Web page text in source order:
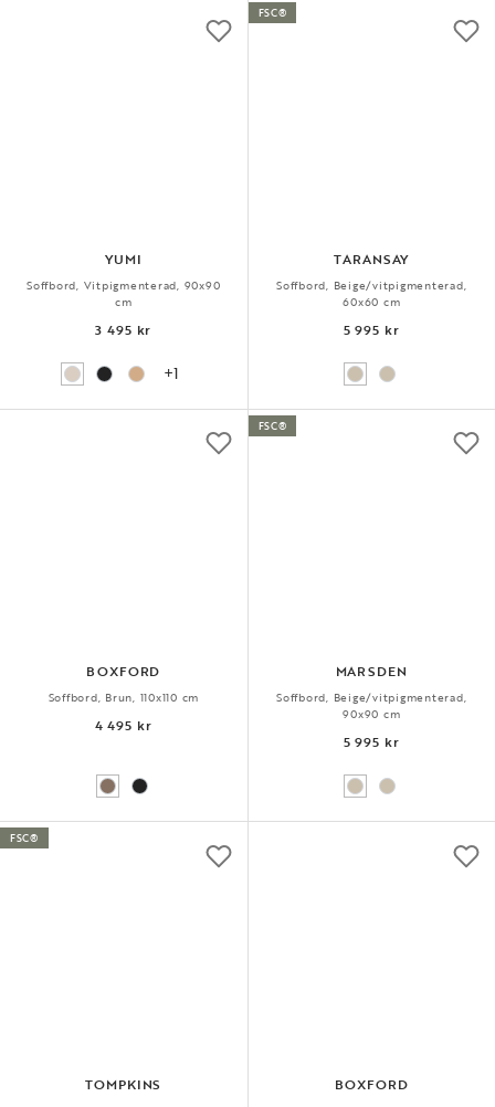
YUMI
Soffbord, Vitpigmenterad, 90x90
cm
3 495 kr
+1
TARANSAY
Soffbord, Beige/vitpigmenterad,
60x60 cm
5 995 kr
FSC®
BOXFORD
Soffbord, Brun, 110x110 cm
4 495 kr
MARSDEN
Soffbord, Beige/vitpigmenterad,
90x90 cm
5 995 kr
FSC®
TOMPKINS
FSC®
BOXFORD